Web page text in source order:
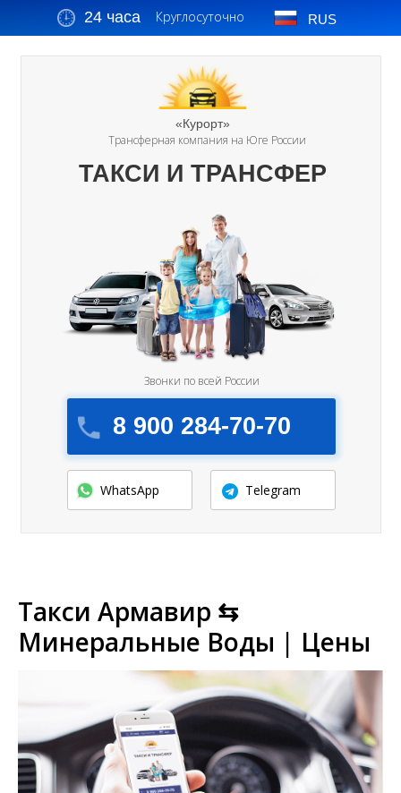
24 часа Круглосуточно RUS
«Курорт»
Трансферная компания на Юге России
8 900 284-70-70
Звонки по всей России
ТАКСИ И ТРАНСФЕР
WhatsApp Telegram
Такси Армавир ⇆
Минеральные Воды | Цены